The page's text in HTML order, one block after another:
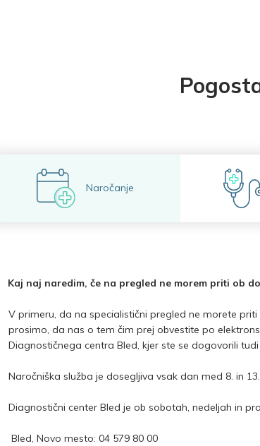
Naročanje
Kaj naj naredim, če na pregled ne morem priti ob
V primeru, da na specialistični pregled ne morete
prosimo, da nas o tem čim prej obvestite po
Diagnostičnega centra Bled, kjer ste se dogovorili
Naročniška služba je dosegljiva vsak dan med 8. in 13.
Diagnostični center Bled je ob sobotah, nedeljah in
Bled, Novo mesto: 04 579 80 00